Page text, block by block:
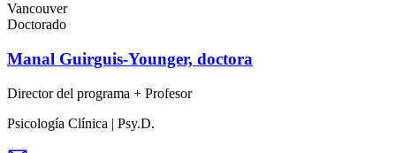
Vancouver
Doctorado
Manal Guirguis-Younger, doctora
Director del programa + Profesor
Psicología Clínica | Psy.D.